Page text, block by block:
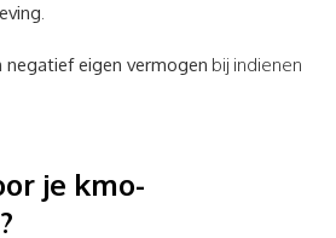
.
negatief eigen vermogen bij indienen
je kmo-